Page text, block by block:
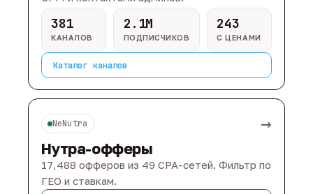
381
КАНАЛОВ
2.1M
ПОДПИСЧИКОВ
243
С ЦЕНАМИ
Каталог каналов
NeNutra →
Нутра-офферы
17,488 офферов из 49 CPA-сетей. Фильтр по
ГЕО и ставкам.